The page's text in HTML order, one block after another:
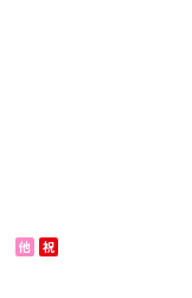
他 祝